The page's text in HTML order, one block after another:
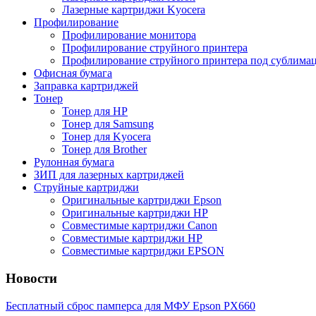
Лазерные картриджи Kyocera
Профилирование
Профилирование монитора
Профилирование струйного принтера
Профилирование струйного принтера под
Офисная бумага
Заправка картриджей
Тонер
Тонер для НР
Тонер для Samsung
Тонер для Kyocera
Тонер для Brother
Рулонная бумага
ЗИП для лазерных картриджей
Струйные картриджи
Оригинальные картриджи Epson
Оригинальные картриджи НР
Cовместимые картриджи Canon
Cовместимые картриджи HP
Cовместимые картриджи EPSON
Новости
Бесплатный сброс памперса для МФУ Epson PX660